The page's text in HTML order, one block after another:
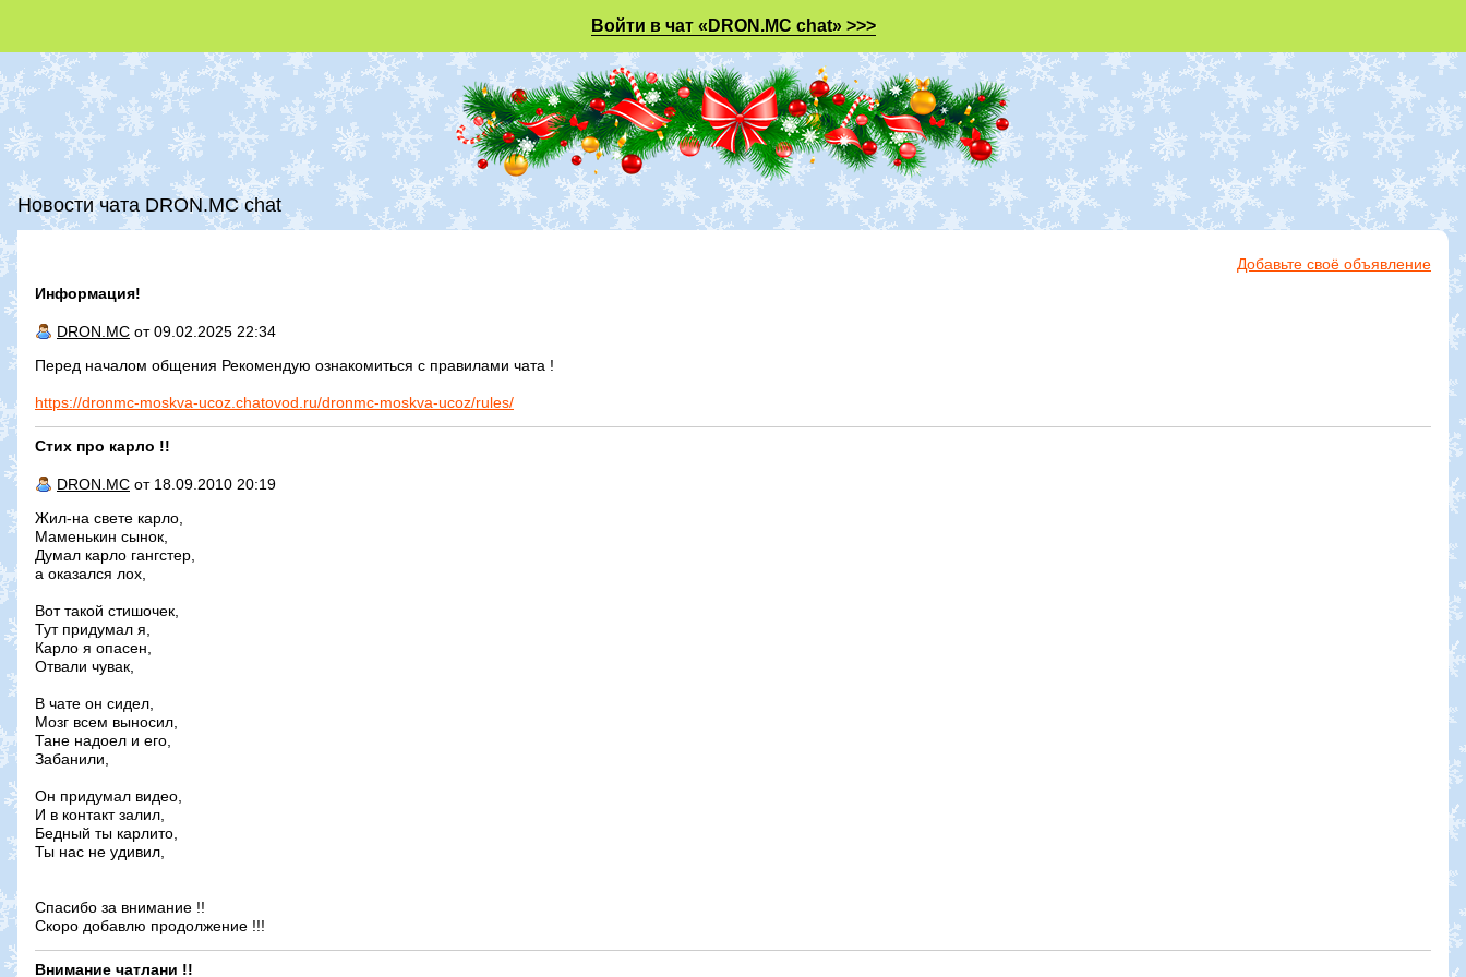
Войти в чат «DRON.MC chat» >>>
Новости чата DRON.MC chat
Добавьте своё объявление
Информация!
DRON.MC от 09.02.2025 22:34
Перед началом общения Рекомендую ознакомиться с правилами чата !
https://dronmc-moskva-ucoz.chatovod.ru/dronmc-moskva-ucoz/rules/
Стих про карло !!
DRON.MC от 18.09.2010 20:19
Жил-на свете карло,
Маменькин сынок,
Думал карло гангстер,
а оказался лох,
Вот такой стишочек,
Тут придумал я,
Карло я опасен,
Отвали чувак,
В чате он сидел,
Мозг всем выносил,
Тане надоел и его,
Забанили,
Он придумал видео,
И в контакт залил,
Бедный ты карлито,
Ты нас не удивил,
Спасибо за внимание !!
Скоро добавлю продолжение !!!
Внимание чатлани !!